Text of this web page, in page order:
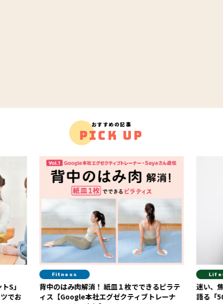
おすすめの記事
PICK UP
できるピラテ
ブトレーナ
Lifestyle
迷い、焦り、不安…。ジェーン・スーさんが
語る「50代の壁」の越え方